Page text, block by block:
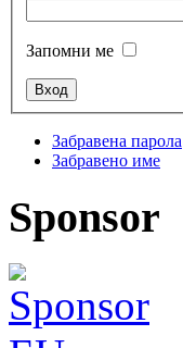
Запомни ме
Забравена парола
Забравено име
Sponsor